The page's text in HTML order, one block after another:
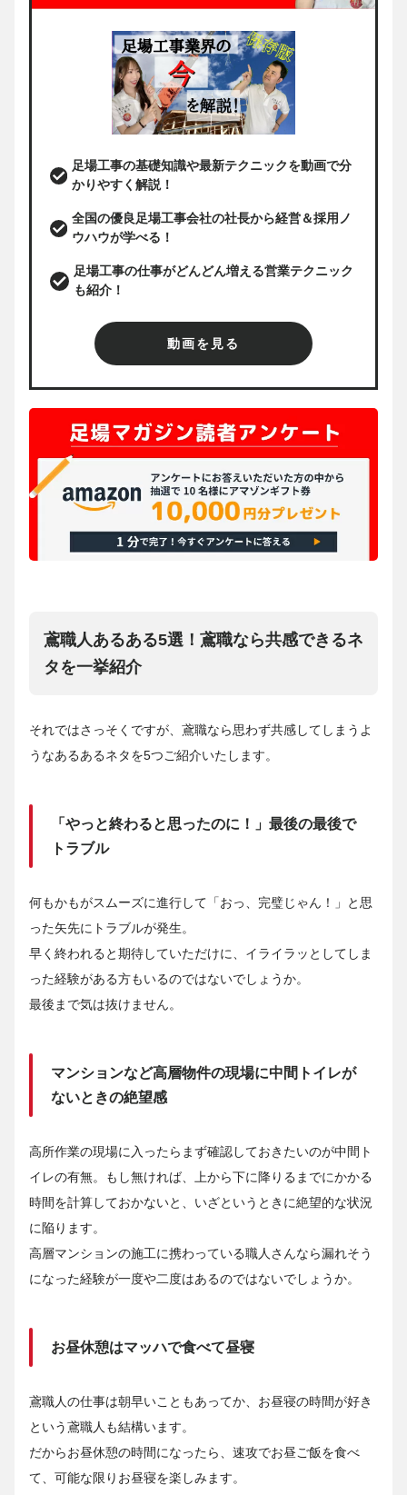
足場工事の基礎知識や最新テクニックを動画で分
かりやすく解説！
全国の優良足場工事会社の社長から経営＆採用ノ
ウハウが学べる！
足場工事の仕事がどんどん増える営業テクニック
も紹介！
動画を見る
鳶職人あるある5選！鳶職なら共感できるネ
タを一挙紹介
それではさっそくですが、鳶職なら思わず共感してしまうよ
うなあるあるネタを5つご紹介いたします。
「やっと終わると思ったのに！」最後の最後で
トラブル
何もかもがスムーズに進行して「おっ、完璧じゃん！」と思
った矢先にトラブルが発生。
早く終われると期待していただけに、イライラッとしてしま
った経験がある方もいるのではないでしょうか。
最後まで気は抜けません。
マンションなど高層物件の現場に中間トイレが
ないときの絶望感
高所作業の現場に入ったらまず確認しておきたいのが中間ト
イレの有無。もし無ければ、上から下に降りるまでにかかる
時間を計算しておかないと、いざというときに絶望的な状況
に陥ります。
高層マンションの施工に携わっている職人さんなら漏れそう
になった経験が一度や二度はあるのではないでしょうか。
お昼休憩はマッハで食べて昼寝
鳶職人の仕事は朝早いこともあってか、お昼寝の時間が好き
という鳶職人も結構います。
だからお昼休憩の時間になったら、速攻でお昼ご飯を食べ
て、可能な限りお昼寝を楽しみます。